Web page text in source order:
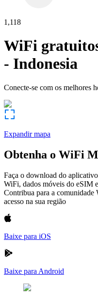
1,118
WiFi
- Indonesia
Conecte-se com os melhores
Expandir mapa
Obtenha o WiFi
Faça o download do
WiFi, dados móveis do eSIM
Contribua para a
acesso na sua região
Baixe para iOS
Baixe para Android